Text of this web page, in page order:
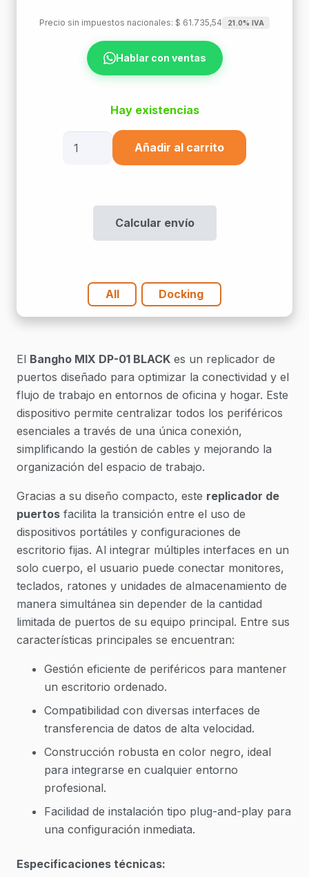
Precio sin impuestos nacionales: $ 61.735,54 21.0% IVA
Hablar con ventas
Hay existencias
Añadir al carrito
Calcular envío
All Docking
El Bangho MIX DP-01 BLACK es un replicador de
puertos diseñado para optimizar la conectividad y el
flujo de trabajo en entornos de oficina y hogar. Este
dispositivo permite centralizar todos los periféricos
esenciales a través de una única conexión,
simplificando la gestión de cables y mejorando la
organización del espacio de trabajo.
Gracias a su diseño compacto, este replicador de
puertos facilita la transición entre el uso de
dispositivos portátiles y configuraciones de
escritorio fijas. Al integrar múltiples interfaces en un
solo cuerpo, el usuario puede conectar monitores,
teclados, ratones y unidades de almacenamiento de
manera simultánea sin depender de la cantidad
limitada de puertos de su equipo principal. Entre sus
características principales se encuentran:
Gestión eficiente de periféricos para mantener
un escritorio ordenado.
Compatibilidad con diversas interfaces de
transferencia de datos de alta velocidad.
Construcción robusta en color negro, ideal
para integrarse en cualquier entorno
profesional.
Facilidad de instalación tipo plug-and-play para
una configuración inmediata.
Especificaciones técnicas: